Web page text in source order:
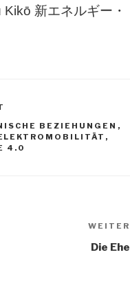
新エネルギー・
BEZIEHUNGEN ,
,
4.0
WEITER
Die Ehe